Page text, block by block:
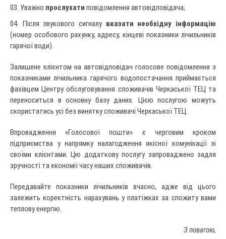
Уважно прослухати повідомлення автовідповідача;
Після звукового сигналу вказати необхідну інформацію
(номер особового рахунку, адресу, кінцеві показники лічильників
гарячої води).
Залишене клієнтом на автовідповідач голосове повідомлення з
показниками лічильника гарячого водопостачання приймається
фахівцем Центру обслуговування споживачів Черкаської ТЕЦ та
переноситься в основну базу даних. Цією послугою можуть
скористатись усі без винятку споживачі Черкаської ТЕЦ.
Впровадження «Голосової пошти» є черговим кроком
підприємства у напрямку налагодження якісної комунікації зі
своїми клієнтами. Цю додаткову послугу запроваджено задля
зручності та економії часу наших споживачів.
Передавайте показники лічильників вчасно, адже від цього
залежить коректність нарахувань у платіжках за спожиту вами
теплову енергію.
З повагою,